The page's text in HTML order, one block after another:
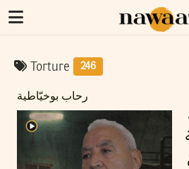
Torture 246
رحاب بوخيّاطية